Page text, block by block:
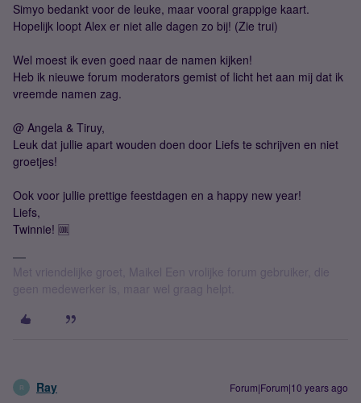
Simyo bedankt voor de leuke, maar vooral grappige kaart.
Hopelijk loopt Alex er niet alle dagen zo bij! (Zie trui)
Wel moest ik even goed naar de namen kijken!
Heb ik nieuwe forum moderators gemist of licht het aan mij dat ik
vreemde namen zag.
@ Angela & Tiruy,
Leuk dat jullie apart wouden doen door Liefs te schrijven en niet
groetjes!
Ook voor jullie prettige feestdagen en a happy new year!
Liefs,
Twinnie! 🆒
Met vriendelijke groet, Maikel Een vrolijke forum gebruiker, die
geen medewerker is, maar wel graag helpt.
R Ray Forum|Forum|10 years ago